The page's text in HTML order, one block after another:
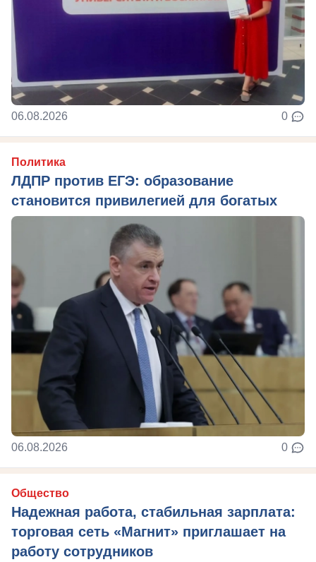
06.08.2026 0
Политика
ЛДПР против ЕГЭ: образование
становится привилегией для богатых
06.08.2026 0
Общество
Надежная работа, стабильная зарплата:
торговая сеть «Магнит» приглашает на
работу сотрудников